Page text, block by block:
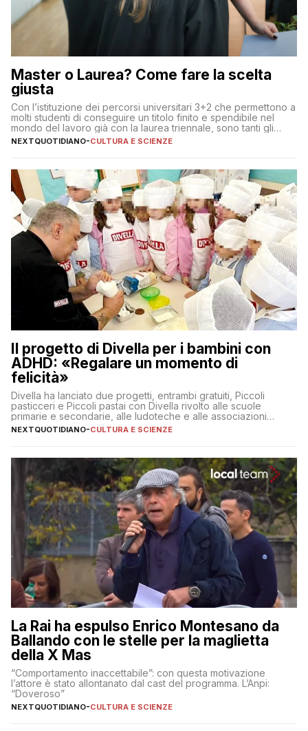
Master o Laurea? Come fare la scelta
giusta
Con l’istituzione dei percorsi universitari 3+2 che permettono a
molti studenti di conseguire un titolo finito e spendibile nel
mondo del lavoro già con la laurea triennale, sono tanti gli
interrogativi che si pongono gli studenti una volta raggiunto
l’obiettivo di primo livello
NEXTQUOTIDIANO-CULTURA E SCIENZE
Il progetto di Divella per i bambini con
ADHD: «Regalare un momento di
felicità»
Divella ha lanciato due progetti, entrambi gratuiti, Piccoli
pasticceri e Piccoli pastai con Divella rivolto alle scuole
primarie e secondarie, alle ludoteche e alle associazioni
pugliesi che si occupano di bambini con ADHD
NEXTQUOTIDIANO-CULTURA E SCIENZE
La Rai ha espulso Enrico Montesano da
Ballando con le stelle per la maglietta
della X Mas
“Comportamento inaccettabile”: con questa motivazione
l’attore è stato allontanato dal cast del programma. L’Anpi:
“Doveroso”
NEXTQUOTIDIANO-CULTURA E SCIENZE